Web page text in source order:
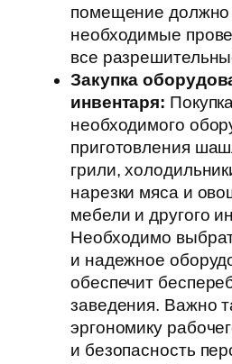
помещение должно
необходимые
все
Закупка
инвентаря:
необходимого
приготовления
грили,
нарезки мяса и
мебели и другого
Необходимо
и надежное
обеспечит
заведения. Важно
эргономику
и безопасность